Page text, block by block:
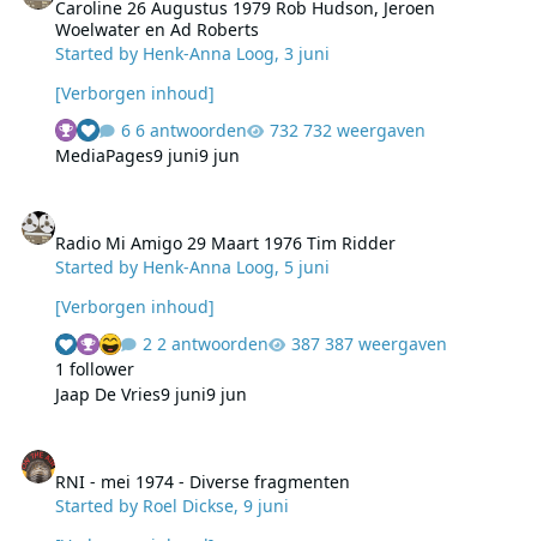
Caroline 26 Augustus 1979 Rob Hudson, Jeroen
Woelwater en Ad Roberts
Started by Henk-Anna Loog,3 juni
[Verborgen inhoud]
6 antwoorden
732 weergaven
MediaPages9 juni9 jun
Radio Mi Amigo 29 Maart 1976 Tim Ridder
Started by Henk-Anna Loog, 5 juni
[Verborgen inhoud]
2 antwoorden
387 weergaven
1 follower
Jaap De Vries9 juni9 jun
RNI - mei 1974 - Diverse fragmenten
Started by Roel Dickse,9 juni